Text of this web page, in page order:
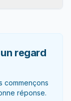
regard
commençons
réponse.